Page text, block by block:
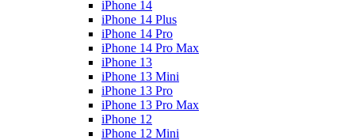
iPhone 14
iPhone 14 Plus
iPhone 14 Pro
iPhone 14 Pro Max
iPhone 13
iPhone 13 Mini
iPhone 13 Pro
iPhone 13 Pro Max
iPhone 12
iPhone 12 Mini